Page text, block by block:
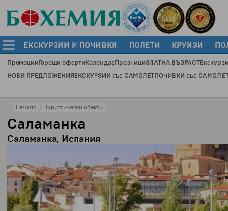
ЕКСКУРЗИИ И ПОЧИВКИ ПОЛЕТИ КРУИЗИ
ПромоцииГорещи офертиКалендарПразнициЗЛАТНА ВЪЗРАСТ
НОВИ ПРЕДЛОЖЕНИЯЕКСКУРЗИИ със САМОЛЕТПОЧИВКИ със САМОЛЕТ
Начало Туристически обекти
Саламанка
Саламанка, Испания